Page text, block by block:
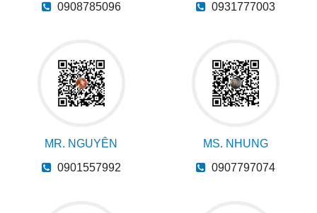
0908785096 0931777003
MR. NGUYÊN
0901557992
MS. NHUNG
0907797074